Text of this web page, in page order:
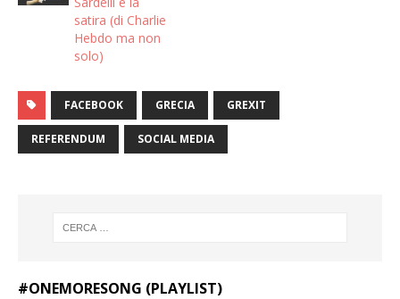
satira (di Charlie
Hebdo ma non
solo)
FACEBOOK GRECIA GREXIT
REFERENDUM SOCIAL MEDIA
#ONEMORESONG (PLAYLIST)